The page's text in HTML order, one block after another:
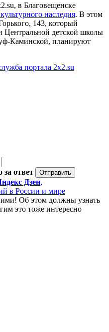
в Благовещенске
наследия. В этом
143, который
Центральной детской школы
Каминской, планируют
портала 2x2.su
за ответ
Дзен,
в России и мире
Об этом должны узнать
это тоже интересно